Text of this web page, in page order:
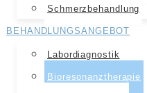
Schmerzbehandlung
BEHANDLUNGSANGEBOT
Labordiagnostik
Bioresonanztherapie